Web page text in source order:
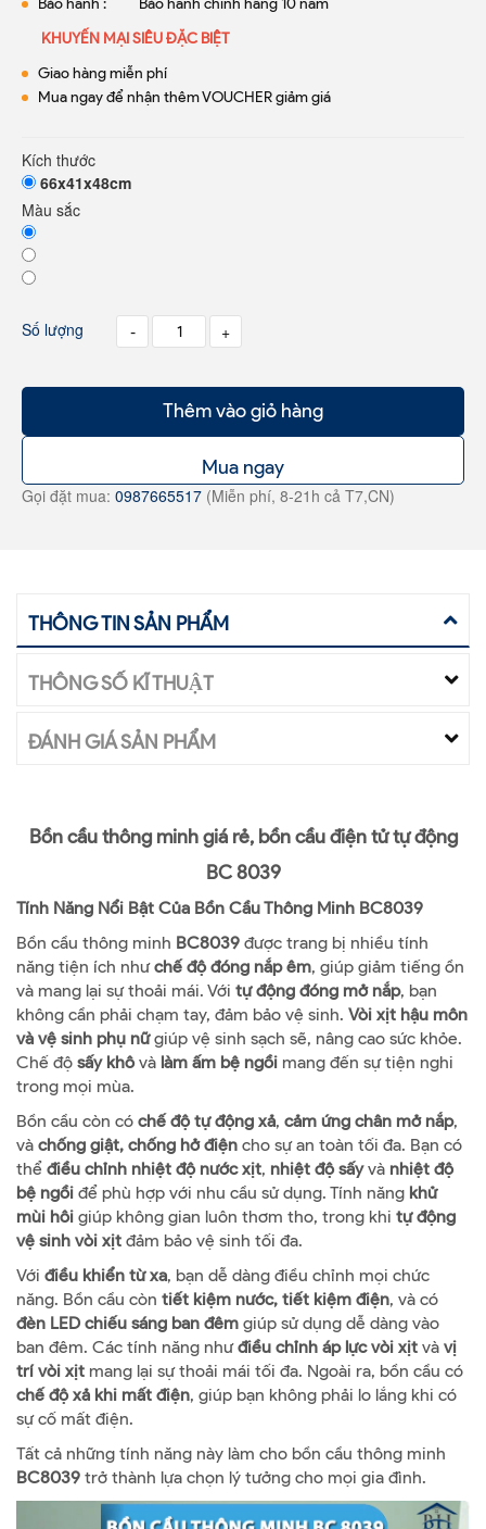
Bảo hành : Bảo hành chính hãng 10 năm
KHUYẾN MẠI SIÊU ĐẶC BIỆT
Giao hàng miễn phí
Mua ngay để nhận thêm VOUCHER giảm giá
Kích thước
66x41x48cm
Màu sắc
Số lượng - +
Thêm vào giỏ hàng
Mua ngay
Gọi đặt mua: 0987665517 (Miễn phí, 8-21h cả T7,CN)
THÔNG TIN SẢN PHẨM
THÔNG SỐ KĨ THUẬT
ĐÁNH GIÁ SẢN PHẨM
Bồn cầu thông minh giá rẻ, bồn cầu điện tử tự động
BC 8039
Tính Năng Nổi Bật Của Bồn Cầu Thông Minh BC8039
Bồn cầu thông minh BC8039 được trang bị nhiều tính
năng tiện ích nhưchế độ đóng nắp êm, giúp giảm tiếng ồn
và mang lại sự thoải mái. Với tự động đóng mở nắp, bạn
không cần phải chạm tay, đảm bảo vệ sinh. Vòi xịt hậu môn
và vệ sinh phụ nữgiúp vệ sinh sạch sẽ, nâng cao sức khỏe.
Chế độ sấy khôvà làm ấm bệ ngồi mang đến sự tiện nghi
trong mọi mùa.
Bồn cầu còn có chế độ tự động xả, cảm ứng chân mở nắp,
và chống giật, chống hở điện cho sự an toàn tối đa. Bạn có
thể điều chỉnh nhiệt độ nước xịt, nhiệt độ sấyvà nhiệt độ
bệ ngồi để phù hợp với nhu cầu sử dụng. Tính năng khử
mùi hôi giúp không gian luôn thơm tho, trong khi tự động
vệ sinh vòi xịt đảm bảo vệ sinh tối đa.
Với điều khiển từ xa, bạn dễ dàng điều chỉnh mọi chức
năng. Bồn cầu còn tiết kiệm nước, tiết kiệm điện, và có
đèn LED chiếu sáng ban đêm giúp sử dụng dễ dàng vào
ban đêm. Các tính năng nhưđiều chỉnh áp lực vòi xịt và vị
trí vòi xịt mang lại sự thoải mái tối đa. Ngoài ra, bồn cầu có
chế độ xả khi mất điện, giúp bạn không phải lo lắng khi có
sự cố mất điện.
Tất cả những tính năng này làm cho bồn cầu thông minh
BC8039 trở thành lựa chọn lý tưởng cho mọi gia đình.